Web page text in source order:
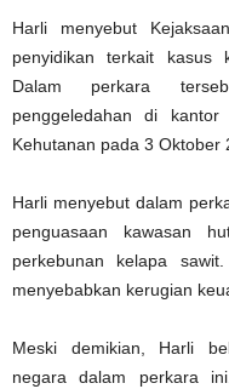
Harli menyebut
penyidikan terkait kasus
Dalam perkara
penggeledahan di
Kehutanan pada 3 Oktober
Harli menyebut dalam
penguasaan kawasan
perkebunan kelapa
menyebabkan kerugian
Meski demikian, Harli
negara dalam perkara